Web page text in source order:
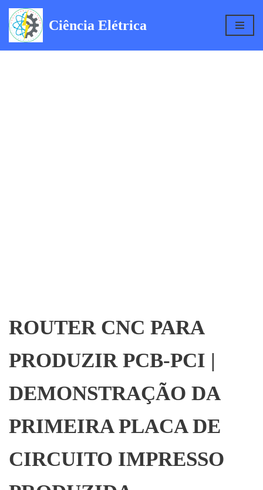
Pular
Ciência Elétrica
ROUTER CNC PARA
PRODUZIR PCB-PCI |
DEMONSTRAÇÃO DA
PRIMEIRA PLACA DE
CIRCUITO IMPRESSO